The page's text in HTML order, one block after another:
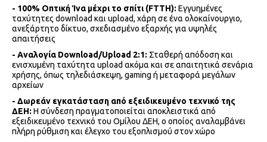
- 100% Οπτική Ίνα μέχρι το σπίτι (FTTH): Εγγυημένες
ταχύτητες download και upload, χάρη σε ένα ολοκαίνουργιο,
ανεξάρτητο δίκτυο, σχεδιασμένο εξαρχής για υψηλές
απαιτήσεις
- Αναλογία Download /Upload 2:1: Σταθερή απόδοση και
ενισχυμένη ταχύτητα upload ακόμα και σε απαιτητικά σενάρια
χρήσης, όπως τηλεδιάσκεψη, gaming ή μεταφορά μεγάλων
αρχείων
- Δωρεάν εγκατάσταση από εξειδικευμένο τεχνικό της
ΔΕΗ: Η σύνδεση πραγματοποιείται αποκλειστικά από
εξειδικευμένο τεχνικό του Ομίλου ΔΕΗ, ο οποίος αναλαμβάνει
πλήρη ρύθμιση και έλεγχο του εξοπλισμού στον χώρο